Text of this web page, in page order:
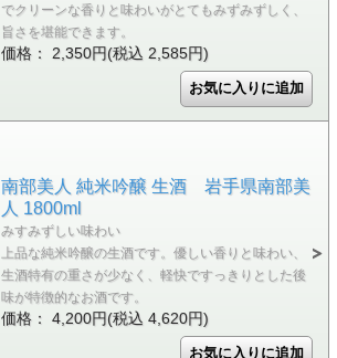
でクリーンな香りと味わいがとてもみずみずしく、
旨さを堪能できます。
価格： 2,350円(税込 2,585円)
南部美人 純米吟醸 生酒 岩手県南部美
人 1800ml
みすみずしい味わい
上品な純米吟醸の生酒です。優しい香りと味わい、
生酒特有の重さが少なく、軽快ですっきりとした後
味が特徴的なお酒です。
価格： 4,200円(税込 4,620円)